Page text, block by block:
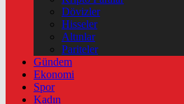
Dövizler
Hisseler
Altınlar
Pariteler
Gündem
Ekonomi
Spor
Kadın